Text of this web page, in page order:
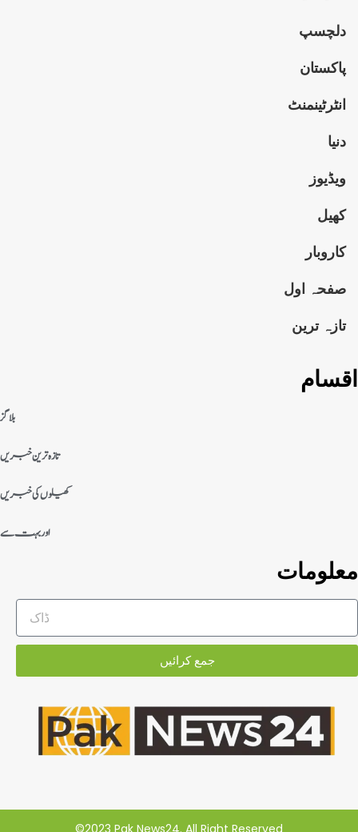
معلومات
جمع کرائیں
اقسام
بلاگز
تازہ ترین خبریں
کھیلوں کی خبریں
اور بہت سے
دلچسپ
پاکستان
انٹرٹینمنٹ
دنیا
ویڈیوز
کھیل
کاروبار
صفحہ اول
تازہ ترین
©2023 Pak News24. All Right Reserved